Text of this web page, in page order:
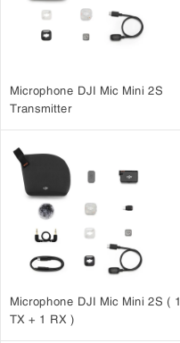
Microphone DJI Mic Mini 2S
Transmitter
Microphone DJI Mic Mini 2S ( 1
TX + 1 RX )